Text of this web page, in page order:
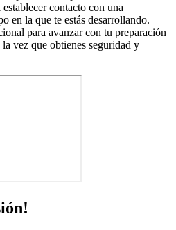
contacto con una
en la que te estás desarrollando.
para avanzar con tu preparación
vez que obtienes seguridad y